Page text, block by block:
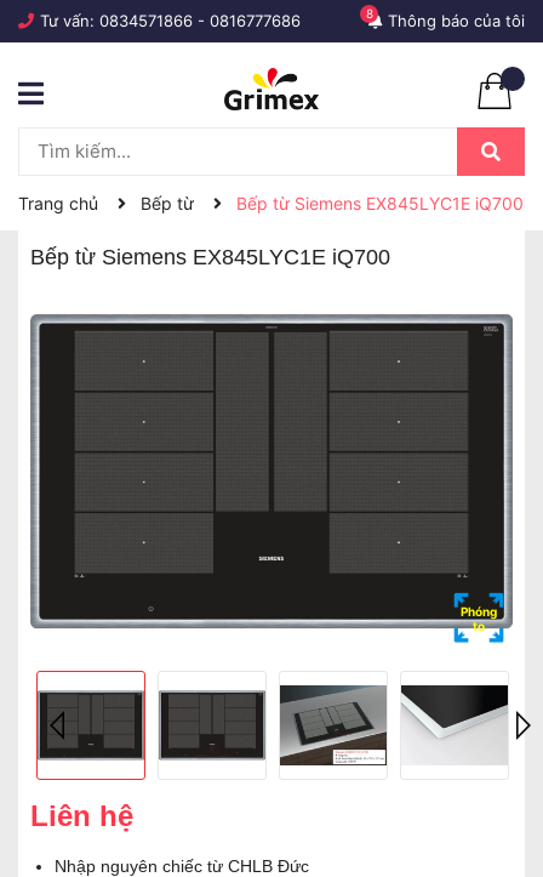
Tư vấn: 0834571866 - 0816777686 Thông báo của tôi
8
Trang chủ Bếp từ Bếp từ Siemens EX845LYC1E iQ700
Bếp từ Siemens EX845LYC1E iQ700
Phóng
to
Liên hệ
Nhập nguyên chiếc từ CHLB Đức